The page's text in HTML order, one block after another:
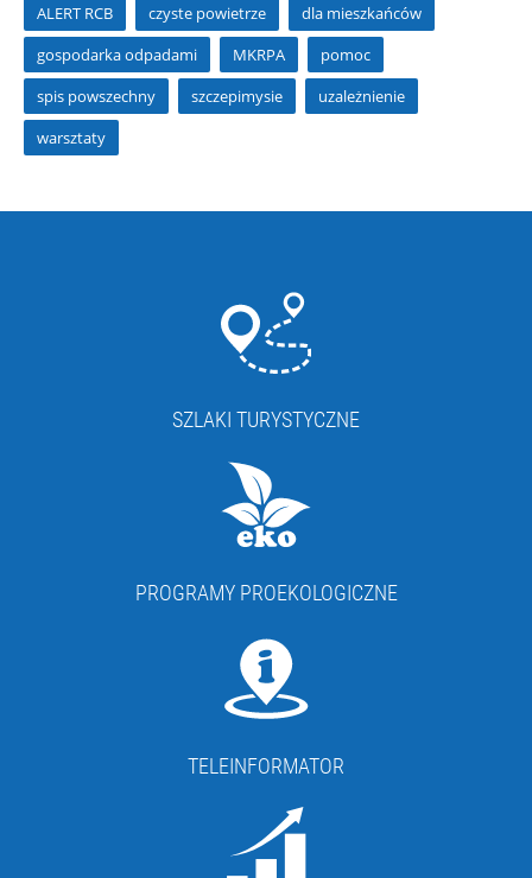
ALERT RCB czyste powietrze
dla mieszkańców
gospodarka odpadami
MKRPA
pomoc
spis powszechny
szczepimysie
uzależnienie
warsztaty
SZLAKI TURYSTYCZNE
PROGRAMY PROEKOLOGICZNE
TELEINFORMATOR